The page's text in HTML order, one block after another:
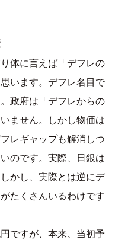
体に言えば「デフレの
います。デフレ名目で
政府は「デフレからの
ません。しかし物価は
レギャップも解消しつ
のです。実際、日銀は
かし、実際とは逆にデ
たくさんいるわけです
ですが、本来、当初予